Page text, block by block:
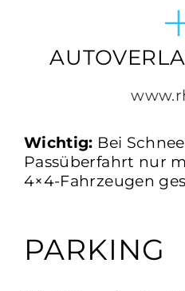
Wichtig: Bei
Passüberfahrt nur
4×4-Fahrzeugen
PARKING